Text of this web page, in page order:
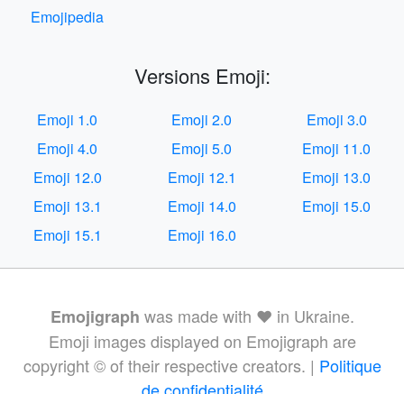
Emojipedia
Versions Emoji:
Emoji 1.0 Emoji 2.0
Emoji 3.0
Emoji 4.0
Emoji 5.0
Emoji 11.0
Emoji 12.0
Emoji 12.1
Emoji 13.0
Emoji 13.1
Emoji 14.0
Emoji 15.0
Emoji 15.1
Emoji 16.0
Emojigraph was made with ❤️ in Ukraine.
Emoji images displayed on Emojigraph are
copyright © of their respective creators. | Politique